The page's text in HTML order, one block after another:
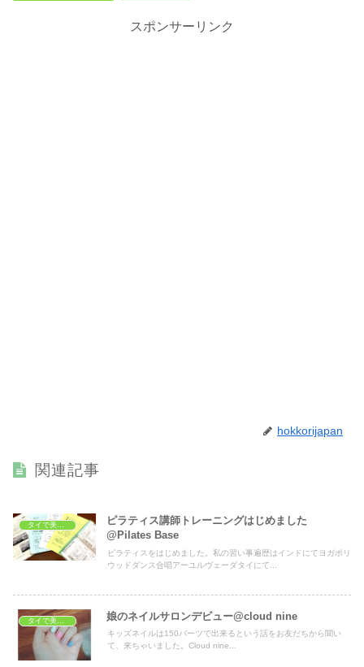
スポンサーリンク
hokkorijapan
関連記事
ピラティス講師トレーニングはじめました
@Pilates Base
ピラティスをはじめました。私の習い事遍歴はインドにてヨガボリ
ウッドダンス合唱アーユルヴェーダタイにて...
娘のネイルサロンデビュー@cloud nine
キッズネイルは150バーツで出来るという話をお友だちから聞い
て、来ちゃいました。Cloud nine...